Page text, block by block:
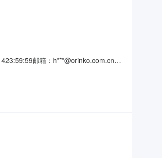
邮箱：h***@orinko.com.cn需